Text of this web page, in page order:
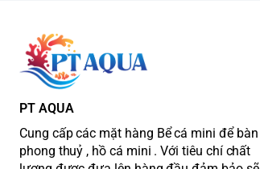
PT AQUA
Cung cấp các mặt hàng Bể cá mini để bàn
phong thuỷ , hồ cá mini . Với tiêu chí chất